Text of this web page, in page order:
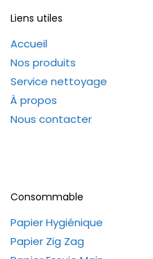
Liens utiles
Accueil
Nos produits
Service nettoyage
À propos
Nous contacter
Consommable
Papier Hygiénique
Papier Zig Zag